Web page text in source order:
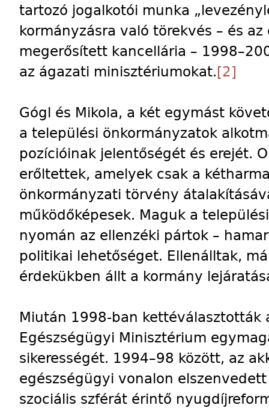
tartozó jogalkotói munka
kormányzásra való törekvés – és
megerősített kancellária –
az ágazati minisztériumokat.[2]
Gógl és Mikola, a két egymást
a települési önkormányzatok
pozícióinak jelentőségét és erejét.
erőltettek, amelyek csak a
önkormányzati törvény
működőképesek. Maguk a
nyomán az ellenzéki pártok –
politikai lehetőséget. Ellenálltak,
érdekükben állt a kormány
Miután 1998-ban kettéválasztották
Egészségügyi Minisztérium
sikerességét. 1994–98 között, az
egészségügyi vonalon
szociális szférát érintő